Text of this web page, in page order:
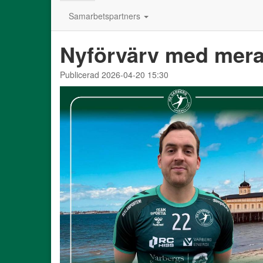
Samarbetspartners
Nyförvärv med
Publicerad 2026-04-20 15:30